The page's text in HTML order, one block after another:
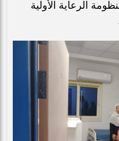
الرعاية الأولية